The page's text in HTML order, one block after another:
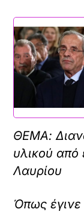
ΘΕΜΑ:
υλικού από
Λαυρίου
Όπως